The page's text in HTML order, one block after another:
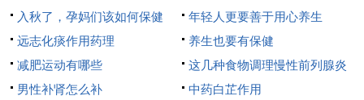
藻
入秋了，孕妈们该如何保健
呢？
年轻人更要善于用心养生
远志化痰作用药理
养生也要有保健
减肥运动有哪些
这几种食物调理慢性前列腺炎
疾病
男性补肾怎么补
中药白芷作用